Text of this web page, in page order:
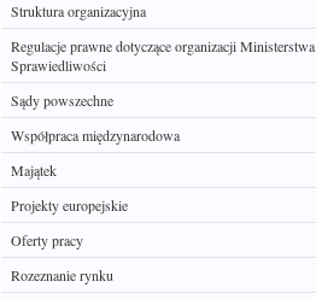
Struktura organizacyjna
Regulacje prawne dotyczące organizacji Ministerstwa
Sprawiedliwości
Sądy powszechne
Współpraca międzynarodowa
Majątek
Projekty europejskie
Oferty pracy
Rozeznanie rynku